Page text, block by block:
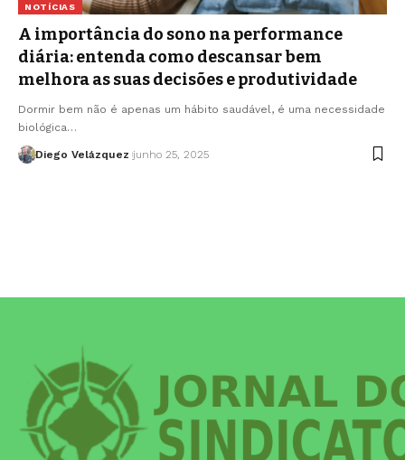
NOTÍCIAS
A importância do sono na performance
diária: entenda como descansar bem
melhora as suas decisões e produtividade
Dormir bem não é apenas um hábito saudável, é uma necessidade
biológica…
Diego Velázquez junho 25, 2025